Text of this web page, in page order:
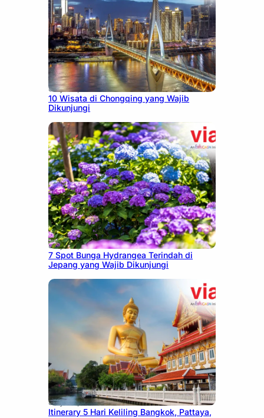
July 30, 2026
10 Wisata di Chongqing yang Wajib
Dikunjungi
July 23, 2026
7 Spot Bunga Hydrangea Terindah di
Jepang yang Wajib Dikunjungi
July 20, 2026
Itinerary 5 Hari Keliling Bangkok, Pattaya,